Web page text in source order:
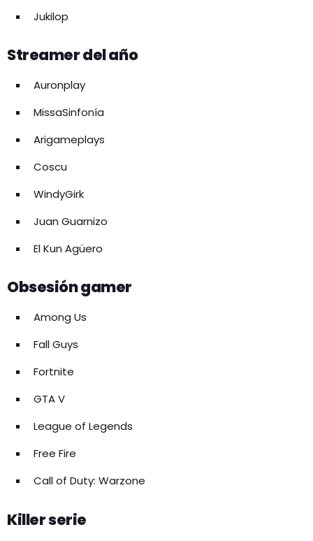
Jukilop
Streamer del año
Auronplay
MissaSinfonía
Arigameplays
Coscu
WindyGirk
Juan Guarnizo
El Kun Agüero
Obsesión gamer
Among Us
Fall Guys
Fortnite
GTA V
League of Legends
Free Fire
Call of Duty: Warzone
Killer serie